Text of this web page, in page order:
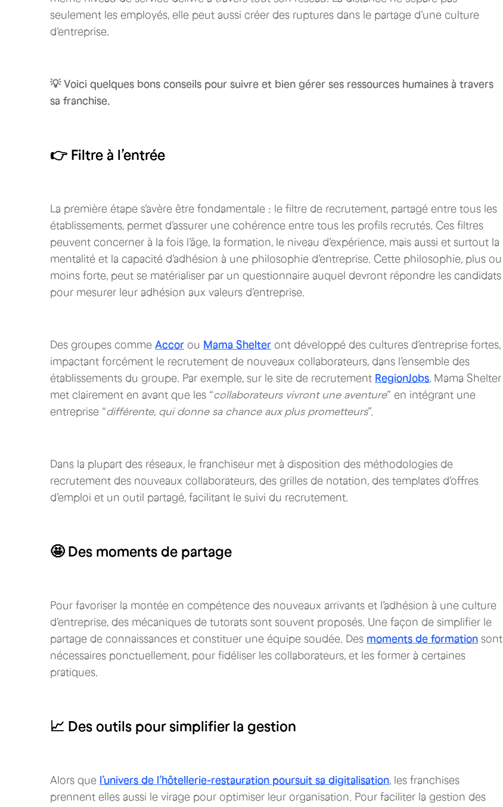
seulement les employés, elle peut aussi créer des ruptures dans le partage d’une culture
d’entreprise.
💡 Voici quelques bons conseils pour suivre et bien gérer ses ressources humaines à travers
sa franchise.
👉 Filtre à l’entrée
La première étape s’avère être fondamentale : le filtre de recrutement, partagé entre tous les
établissements, permet d’assurer une cohérence entre tous les profils recrutés. Ces filtres
peuvent concerner à la fois l’âge, la formation, le niveau d’expérience, mais aussi et surtout la
mentalité et la capacité d’adhésion à une philosophie d’entreprise. Cette philosophie, plus ou
moins forte, peut se matérialiser par un questionnaire auquel devront répondre les candidats
pour mesurer leur adhésion aux valeurs d’entreprise.
Des groupes comme Accor ou Mama Shelter ont développé des cultures d’entreprise fortes,
impactant forcément le recrutement de nouveaux collaborateurs, dans l’ensemble des
établissements du groupe. Par exemple, sur le site de recrutement RegionJobs, Mama Shelter
met clairement en avant que les “collaborateurs vivront une aventure” en intégrant une
entreprise “différente, qui donne sa chance aux plus prometteurs”.
Dans la plupart des réseaux, le franchiseur met à disposition des méthodologies de
recrutement des nouveaux collaborateurs, des grilles de notation, des templates d’offres
d’emploi et un outil partagé, facilitant le suivi du recrutement.
🤩 Des moments de partage
Pour favoriser la montée en compétence des nouveaux arrivants et l’adhésion à une culture
d’entreprise, des mécaniques de tutorats sont souvent proposés. Une façon de simplifier le
partage de connaissances et constituer une équipe soudée. Des moments de formation sont
nécessaires ponctuellement, pour fidéliser les collaborateurs, et les former à certaines
pratiques.
📈 Des outils pour simplifier la gestion
Alors que l’univers de l’hôtellerie-restauration poursuit sa digitalisation, les franchises
prennent elles aussi le virage pour optimiser leur organisation. Pour faciliter la gestion des